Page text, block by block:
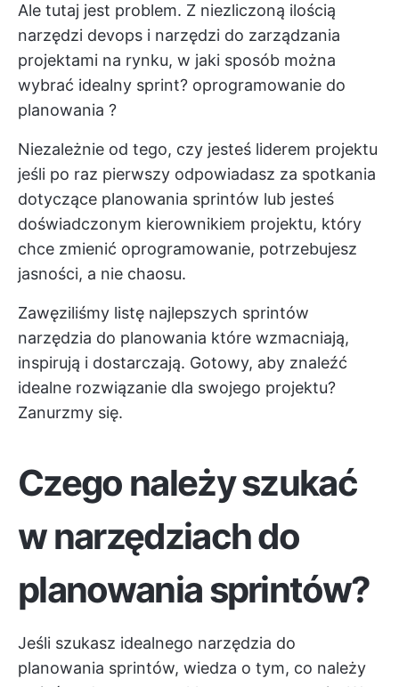
Ale tutaj jest problem. Z niezliczoną ilością
narzędzi devops i narzędzi do zarządzania
projektami na rynku, w jaki sposób można
wybrać idealny sprint? oprogramowanie do
planowania ?
Niezależnie od tego, czy jesteś liderem projektu
jeśli po raz pierwszy odpowiadasz za spotkania
dotyczące planowania sprintów lub jesteś
doświadczonym kierownikiem projektu, który
chce zmienić oprogramowanie, potrzebujesz
jasności, a nie chaosu.
Zawęziliśmy listę najlepszych sprintów
narzędzia do planowania które wzmacniają,
inspirują i dostarczają. Gotowy, aby znaleźć
idealne rozwiązanie dla swojego projektu?
Zanurzmy się.
Czego należy szukać
w narzędziach do
planowania sprintów?
Jeśli szukasz idealnego narzędzia do
planowania sprintów, wiedza o tym, co należy